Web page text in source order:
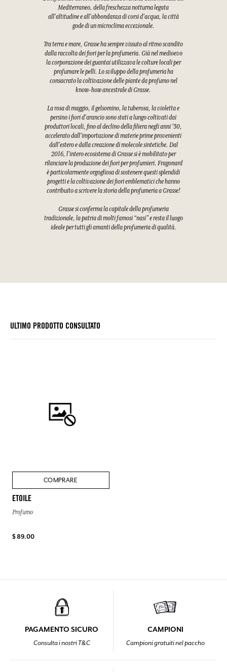
Mediterraneo, della freschezza notturna legata
all'altitudine e all'abbondanza di corsi d'acqua, la città
gode di un microclima eccezionale.
Tra terra e mare, Grasse ha sempre vissuto al ritmo scandito
dalla raccolta dei fiori per la profumeria. Già nel medioevo
la corporazione dei guantai utilizzava le colture locali per
profumare le pelli. Lo sviluppo della profumeria ha
consacrato la coltivazione delle piante da profumo nel
know-how ancestrale di Grasse.
La rosa di maggio, il gelsomino, la tuberosa, la violetta e
persino i fiori d'arancio sono stati a lungo coltivati dai
produttori locali, fino al declino della filiera negli anni '50,
accelerato dall'importazione di materie prime provenienti
dall'estero e dalla creazione di molecole sintetiche. Dal
2016, l'intero ecosistema di Grasse si è mobilitato per
rilanciare la produzione dei fiori per profumieri. Fragonard
è particolarmente orgogliosa di sostenere questi splendidi
progetti e la coltivazione dei fiori emblematici che hanno
contribuito a scrivere la storia della profumeria a Grasse!
Grasse si conferma la capitale della profumeria
tradizionale, la patria di molti famosi “nasi” e resta il luogo
ideale per tutti gli amanti della profumeria di qualità.
ULTIMO PRODOTTO CONSULTATO
COMPRARE
ETOILE
Profumo
$ 89.00
PAGAMENTO SICURO
Consulta i nostri T&C
CAMPIONI
Campioni gratuiti nel paccho